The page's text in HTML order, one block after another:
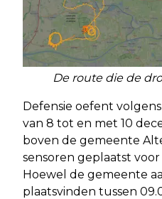
De route die de
Defensie oefent
van 8 tot en met 10
boven de gemeente
sensoren geplaatst
Hoewel de gemeente
plaatsvinden tussen